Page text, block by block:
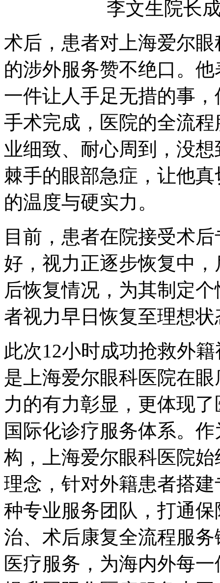
李文生院长
术后，患者对上海爱尔
的涉外服务赞不绝口。
一件让人手足无措的事
手术完成，医院的全流
业细致、耐心周到，没
棘手的眼部急症，让他
的温度与硬实力。
目前，患者在院接受术
好，视力正逐步恢复中
后恢复情况，为其制定
者视力早日恢复至理想状
此次12小时成功抢救外
是上海爱尔眼科医院在
力的有力彰显，更体现
国际化诊疗服务体系。
构，上海爱尔眼科医院
理念，针对外籍患者搭
种专业服务团队，打通
治、术后康复全流程服
医疗服务，为海内外每